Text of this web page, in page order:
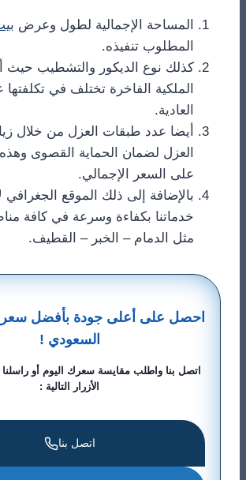
​المساحة الإجمالية لطول وعرض
المطلوب تنفيذه.
​كذلك نوع الديكور والتشطيب حيث
الملكية الفاخرة تختلف في
العادية.
​أيضا عدد طبقات العزل من خلال
العزل لضمان الحماية القصوى وهذه
على السعر الإجمالي.
​بالإضافة إلى ذلك الموقع الجغرافي
خدماتنا بكفاءة وسرعة في كافة
مثل الدمام – الخبر – القطيف.
​احصل على أعلى جودة بأفضل
السعودي !
اتصل بنا واطلب مقايسة سعرك اليوم أو راسلنا
الأزرار التالية :
اتصل بنا